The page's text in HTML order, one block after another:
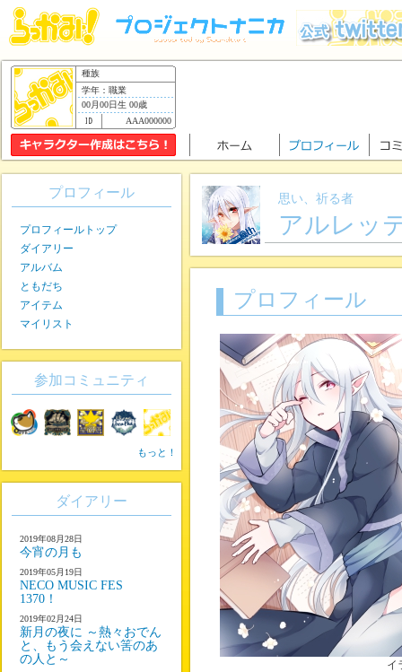
種族
学年：職業
00月00日生 00歳
AAA000000
思い、祈る者
アルレッ
プロフィール
イ
プロフィール
プロフィールトップ
ダイアリー
アルバム
ともだち
アイテム
マイリスト
参加コミュニティ
もっと！
ダイアリー
2019年08月28日
今宵の月も
2019年05月19日
NECO MUSIC FES
1370！
2019年02月24日
新月の夜に ～熱々おでん
と、もう会えない筈のあ
の人と～